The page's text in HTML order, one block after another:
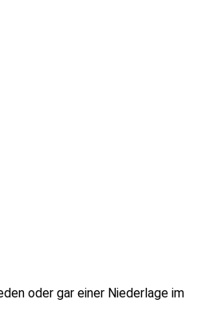
oder gar einer Niederlage im